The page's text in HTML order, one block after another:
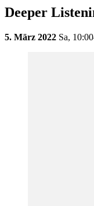
Deeper
5. März 2022 Sa,